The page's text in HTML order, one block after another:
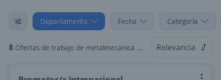
Departamento Fecha Categoría
8 Ofertas de trabajo de metalmecanica en Jamundí, Valle del Cauca Relevancia